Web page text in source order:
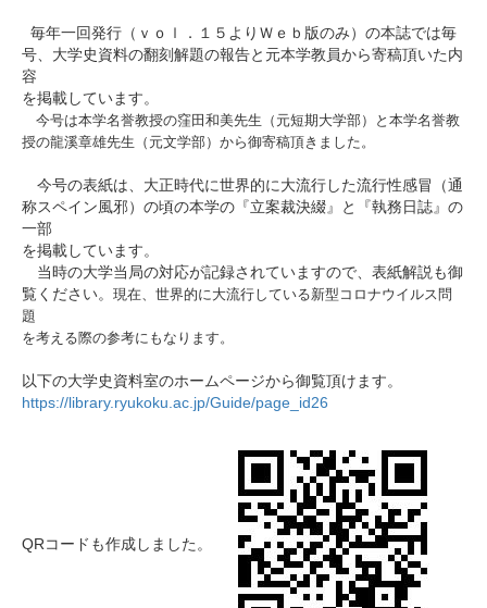
毎年一回発行（ｖｏｌ．１５よりＷｅｂ版のみ）の本誌では毎
号、大学史資料の翻刻解題の報告と元本学教員から寄稿頂いた内
容
を掲載しています。
今号は本学名誉教授の窪田和美先生（元短期大学部）と本学名誉教
授の龍溪章雄先生（元文学部）から御寄稿頂きました。
今号の表紙は、大正時代に世界的に大流行した流行性感冒（通
称スペイン風邪）の頃の本学の『立案裁決綴』と『執務日誌』の
一部
を掲載しています。
当時の大学当局の対応が記録されていますので、表紙解説も御
覧ください。 現在、世界的に大流行している新型コロナウイルス問
題
を考える際の参考にもなります。
以下の大学史資料室のホームページから御覧頂けます。
https://library.ryukoku.ac.jp/Guide/page_id26
QRコードも作成しました。